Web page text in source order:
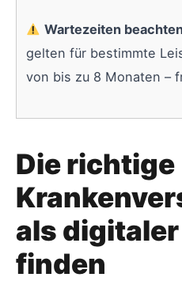
Wartezeiten
gelten für bestimmte
von bis zu 8 Monaten –
Die richtige
als
finden